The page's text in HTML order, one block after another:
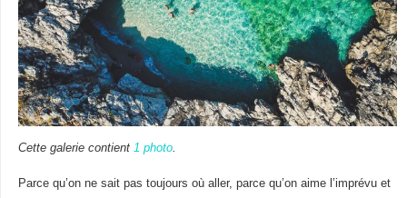
Cette galerie contient 1 photo.
Parce qu’on ne sait pas toujours où aller, parce qu’on aime l’imprévu et